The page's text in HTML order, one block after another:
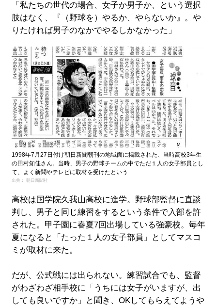
「私たちの世代の場合、女子か男子か、という選択
肢はなく、『（野球を）やるか、やらないか』。や
りたければ男子のなかでやるしかなかった」
1998年7月27日付け朝日新聞朝刊の地域面に掲載された、当時高校3年生
の田村知佳さん。当時、男子の野球チームの中でただ１人の女子部員とし
て、よく新聞やテレビに取材を受けたという
出典： 朝日新聞社
高校は国学院久我山高校に進学。野球部監督に直談
判し、男子と同じ練習をするという条件で入部を許
された。甲子園に春夏7回出場している強豪校。毎年
夏になると「たった１人の女子部員」としてマスコ
ミが取材に来た。
だが、公式戦には出られない。練習試合でも、監督
がわざわざ相手校に「うちには女子がいますが、出
しても良いですか」と聞き、OKしてもらえてようや